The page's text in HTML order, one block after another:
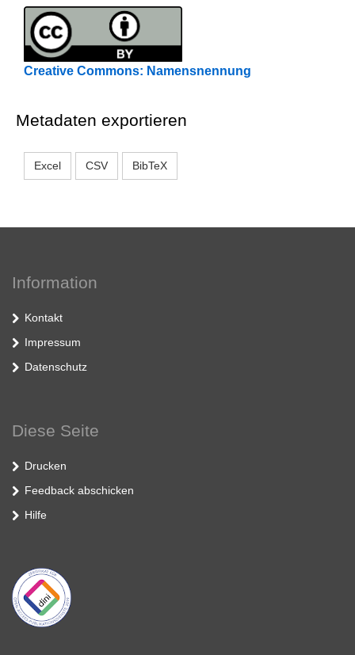
Creative Commons: Namensnennung
Metadaten exportieren
Excel CSV BibTeX
Information
Kontakt
Impressum
Datenschutz
Diese Seite
Drucken
Feedback abschicken
Hilfe